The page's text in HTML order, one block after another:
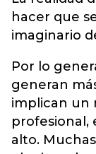
hacer que
imaginario
Por lo
generan
implican un
profesional,
alto.